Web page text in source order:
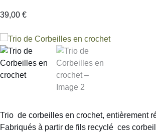
39,00 €
Trio de corbeilles en crochet, entièrement
Fabriqués à partir de fils recyclé ces